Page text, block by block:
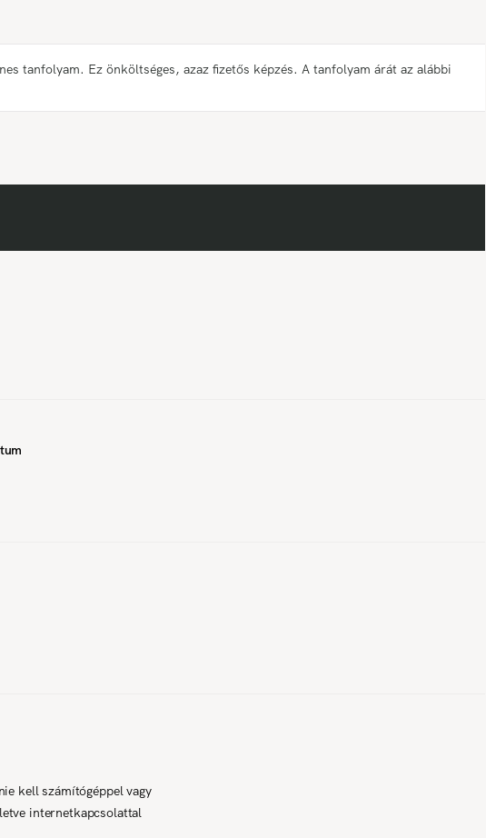
tanfolyam. Ez önköltséges, azaz fizetős képzés. A tanfolyam árát az alábbi
kell számítógéppel vagy
internetkapcsolattal